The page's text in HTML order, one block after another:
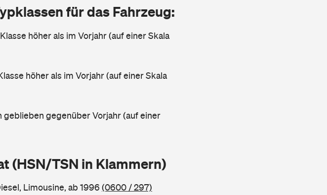
für das Fahrzeug:
höher als im Vorjahr (auf einer Skala
höher als im Vorjahr (auf einer Skala
geblieben gegenüber Vorjahr (auf einer
(HSN/TSN in Klammern)
Limousine, ab 1996 (0600 / 297)